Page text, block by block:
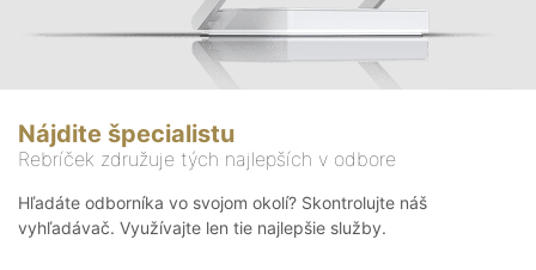
Nájdite špecialistu
Rebríček združuje tých najlepších v odbore
Hľadáte odborníka vo svojom okolí? Skontrolujte náš
vyhľadávač. Využívajte len tie najlepšie služby.